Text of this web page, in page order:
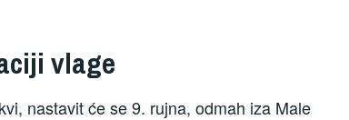
vlage
nastavit će se 9. rujna, odmah iza Male